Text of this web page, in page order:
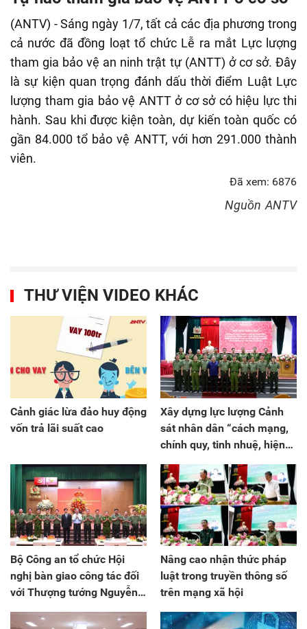
(ANTV) - Sáng ngày 1/7, tất cả các địa phương trong
cả nước đã đồng loạt tổ chức Lễ ra mắt Lực lượng
tham gia bảo vệ an ninh trật tự (ANTT) ở cơ sở. Đây
là sự kiện quan trọng đánh dấu thời điểm Luật Lực
lượng tham gia bảo vệ ANTT ở cơ sở có hiệu lực thi
hành. Sau khi được kiện toàn, dự kiến toàn quốc có
gần 84.000 tổ bảo vệ ANTT, với hơn 291.000 thành
viên.
Đã xem: 6876
Nguồn ANTV
THƯ VIỆN VIDEO KHÁC
Cảnh giác lừa đảo huy động
vốn trả lãi suất cao
Xây dựng lực lượng Cảnh
sát nhân dân “cách mạng,
chính quy, tinh nhuệ, hiện
Bộ Công an tổ chức Hội
nghị bàn giao công tác đối
với Thượng tướng Nguyễn
Duy Ngọc
Nâng cao nhận thức pháp
luật trong truyền thông số
trên mạng xã hội